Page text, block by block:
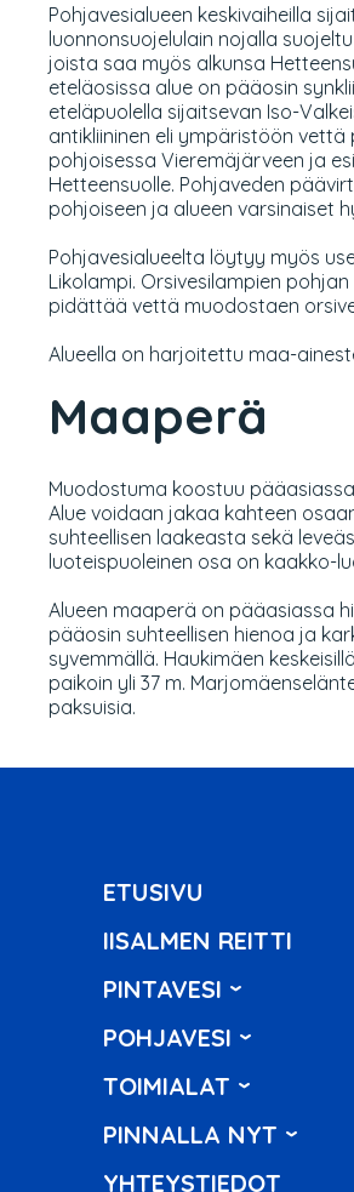
Pohjavesialueen keskivaiheilla
luonnonsuojelulain nojalla
joista saa myös alkunsa
eteläosissa alue on pääosin
eteläpuolella sijaitsevan Iso-
antikliininen eli ympäristöön
pohjoisessa Vieremäjärveen ja
Hetteensuolle. Pohjaveden
pohjoiseen ja alueen varsinaiset
Pohjavesialueelta löytyy myös
Likolampi. Orsivesilampien
pidättää vettä muodostaen
Alueella on harjoitettu maa-
Maaperä
Muodostuma koostuu
Alue voidaan jakaa kahteen
suhteellisen laakeasta sekä
luoteispuoleinen osa on kaakko-
Alueen maaperä on pääasiassa
pääosin suhteellisen hienoa ja
syvemmällä. Haukimäen
paikoin yli 37 m.
paksuisia.
ETUSIVU
IISALMEN REITTI
PINTAVESI
POHJAVESI
TOIMIALAT
PINNALLA NYT
YHTEYSTIEDOT